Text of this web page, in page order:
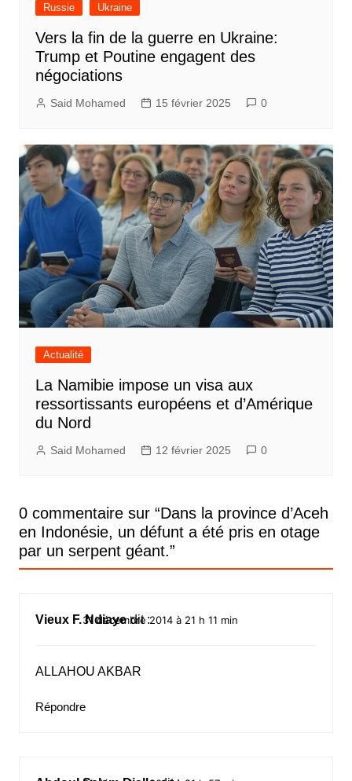
Russie
Ukraine
Vers la fin de la guerre en Ukraine:
Trump et Poutine engagent des
négociations
Said Mohamed 15 février 2025 0
Actualité
La Namibie impose un visa aux
ressortissants européens et d’Amérique
du Nord
Said Mohamed 12 février 2025 0
0 commentaire sur “Dans la province d’Aceh
en Indonésie, un défunt a été pris en otage
par un serpent géant.”
Vieux F. Ndiaye dit :
31 décembre 2014 à 21 h 11 min
ALLAHOU AKBAR
Répondre